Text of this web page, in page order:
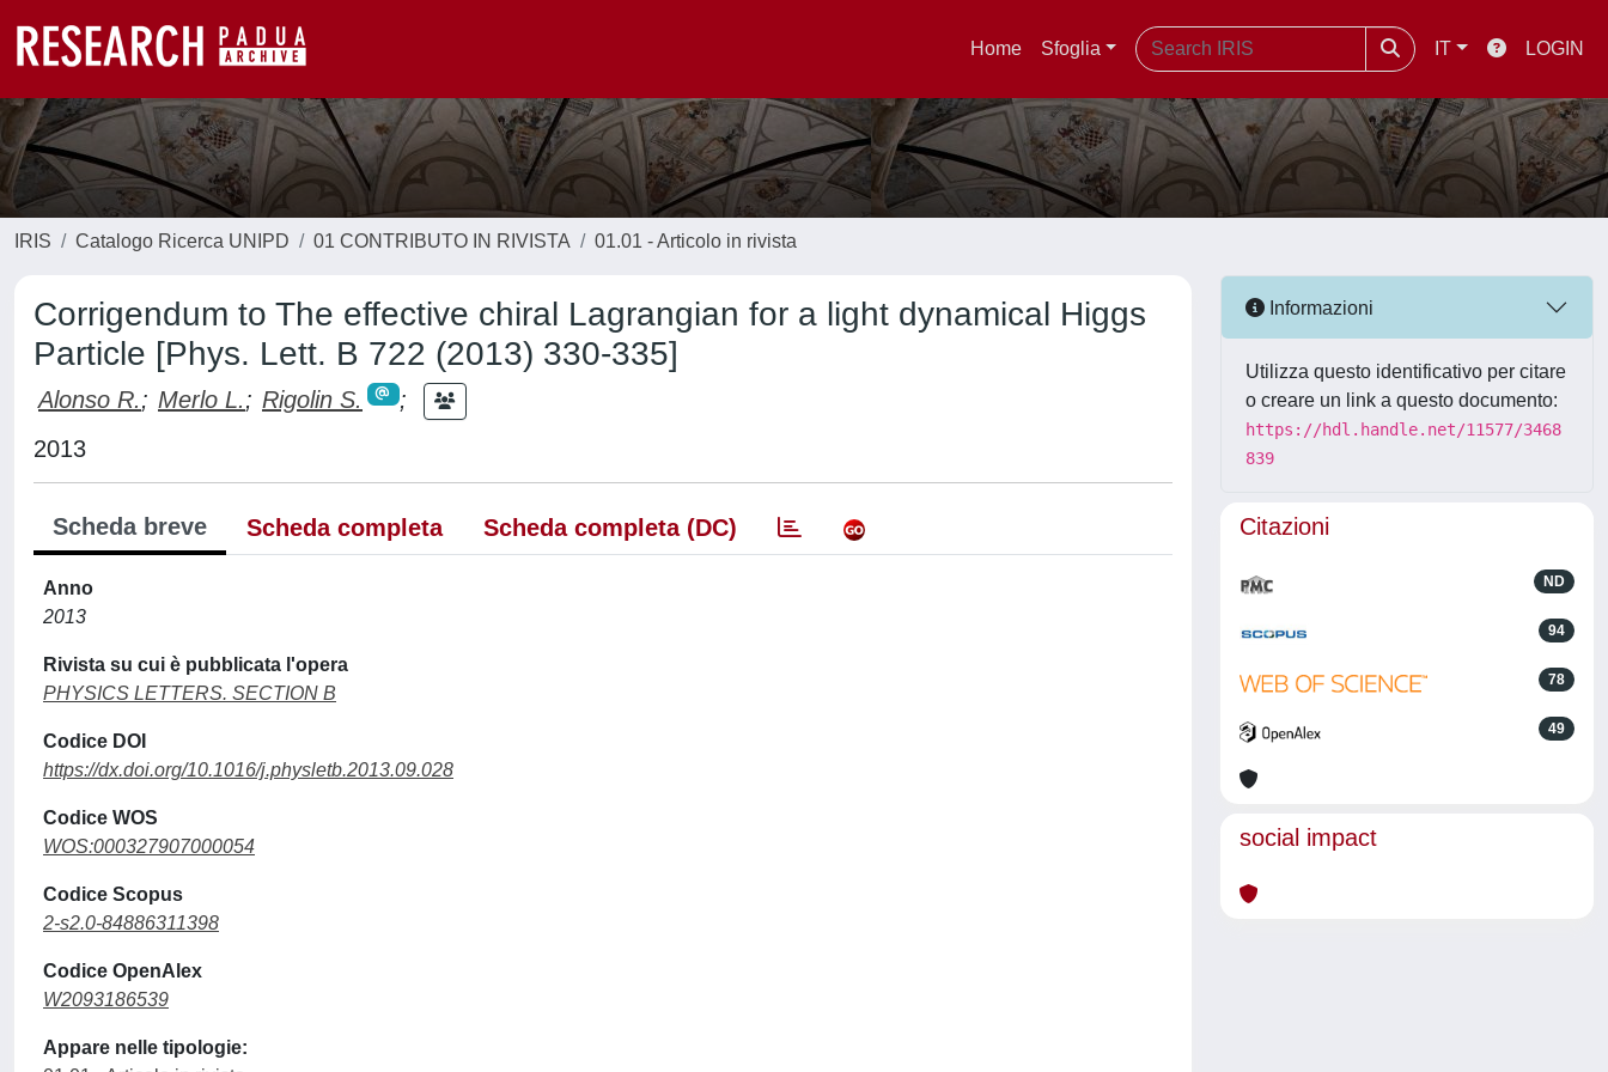
Home Sfoglia IT LOGIN
IRIS Catalogo Ricerca UNIPD 01 CONTRIBUTO IN RIVISTA 01.01 - Articolo in rivista
Corrigendum to The effective chiral Lagrangian for a light dynamical Higgs
Particle [Phys. Lett. B 722 (2013) 330-335]
Alonso R.; Merlo L.; Rigolin S.
;
2013
Scheda breve Scheda completa Scheda completa (DC)
Anno
2013
Rivista su cui è pubblicata l'opera
PHYSICS LETTERS. SECTION B
Codice DOI
https://dx.doi.org/10.1016/j.physletb.2013.09.028
Codice WOS
WOS:000327907000054
Codice Scopus
2-s2.0-84886311398
Codice OpenAlex
W2093186539
Appare nelle tipologie:
Informazioni
Utilizza questo identificativo per citare
o creare un link a questo documento:
https://hdl.handle.net/11577/3468
839
Citazioni
ND
94
78
49
social impact